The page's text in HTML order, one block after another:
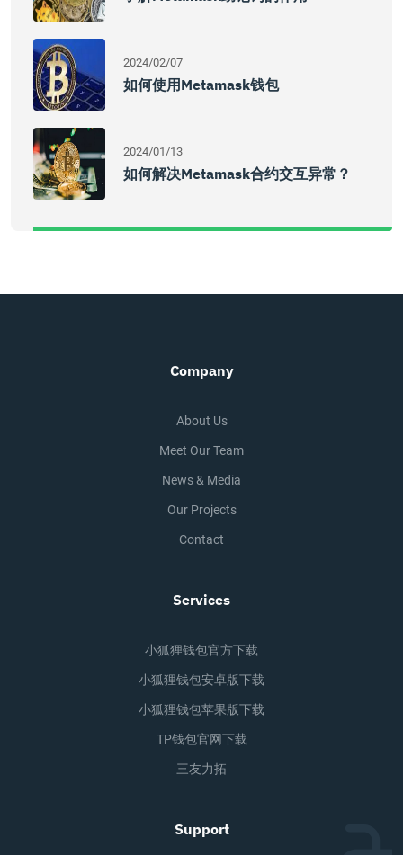
2024/02/07
如何使用Metamask钱包
2024/01/13
如何解决Metamask合约交互异常？
Company
About Us
Meet Our Team
News & Media
Our Projects
Contact
Services
小狐狸钱包官方下载
小狐狸钱包安卓版下载
小狐狸钱包苹果版下载
TP钱包官网下载
三友力拓
Support